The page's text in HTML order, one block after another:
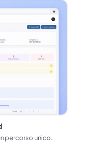
percorso unico.